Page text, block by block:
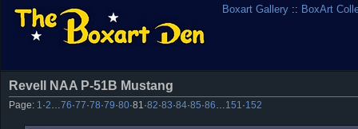
Boxart Gallery :: BoxArt
Revell NAA P-51B Mustang
Page: 1 ·2 76·77·78·79·80·81 ·82·83·84·85·86 151 ·152